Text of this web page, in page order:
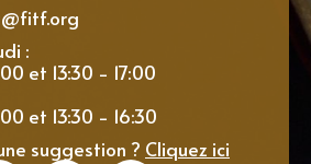
:
et 13:30 - 17:00
et 13:30 - 16:30
suggestion ? Cliquez ici